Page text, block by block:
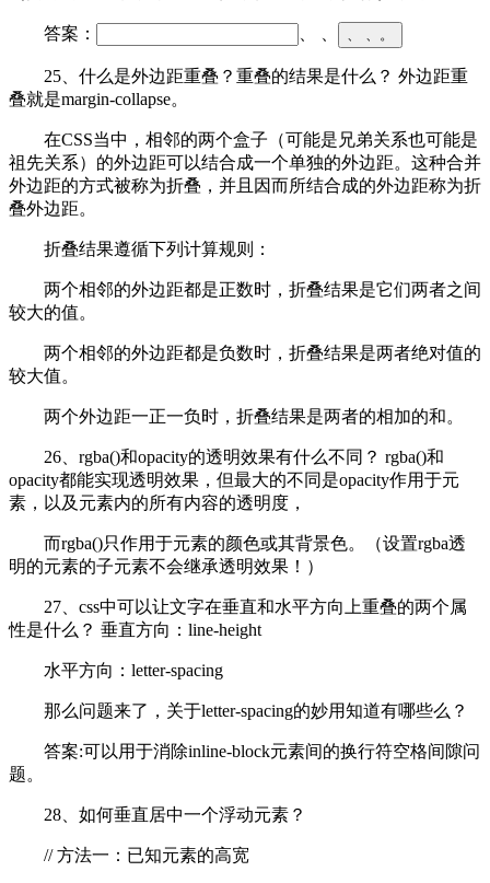
答案： 。
25、什么是外边距重叠？重叠的结果是什么？ 外边距重
叠就是margin-collapse。
在CSS当中，相邻的两个盒子（可能是兄弟关系也可能是
祖先关系）的外边距可以结合成一个单独的外边距。这种合并
外边距的方式被称为折叠，并且因而所结合成的外边距称为折
叠外边距。
折叠结果遵循下列计算规则：
两个相邻的外边距都是正数时，折叠结果是它们两者之间
较大的值。
两个相邻的外边距都是负数时，折叠结果是两者绝对值的
较大值。
两个外边距一正一负时，折叠结果是两者的相加的和。
26、rgba()和opacity的透明效果有什么不同？ rgba()和
opacity都能实现透明效果，但最大的不同是opacity作用于元
素，以及元素内的所有内容的透明度，
而rgba()只作用于元素的颜色或其背景色。（设置rgba透
明的元素的子元素不会继承透明效果！）
27、css中可以让文字在垂直和水平方向上重叠的两个属
性是什么？ 垂直方向：line-height
水平方向：letter-spacing
那么问题来了，关于letter-spacing的妙用知道有哪些么？
答案:可以用于消除inline-block元素间的换行符空格间隙问
题。
28、如何垂直居中一个浮动元素？
// 方法一：已知元素的高宽